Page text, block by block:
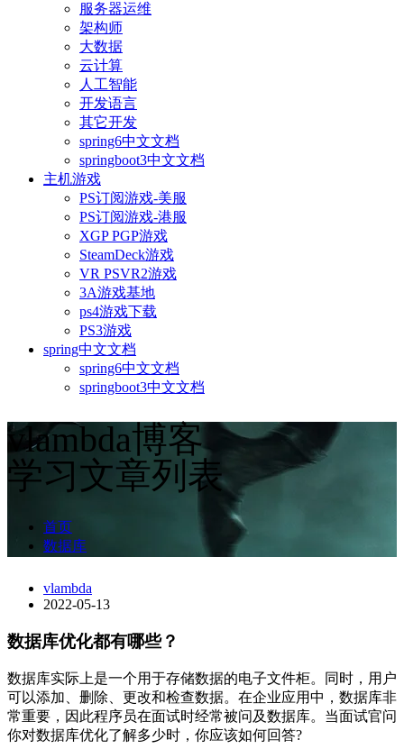
服务器运维
架构师
大数据
云计算
人工智能
开发语言
其它开发
spring6中文文档
springboot3中文文档
主机游戏
PS订阅游戏-美服
PS订阅游戏-港服
XGP PGP游戏
SteamDeck游戏
VR PSVR2游戏
3A游戏基地
ps4游戏下载
PS3游戏
spring中文文档
spring6中文文档
springboot3中文文档
vlambda博客
学习文章列表
首页
数据库
vlambda
2022-05-13
数据库优化都有哪些？
数据库实际上是一个用于存储数据的电子文件柜。同时，用户
可以添加、删除、更改和检查数据。在企业应用中，数据库非
常重要，因此程序员在面试时经常被问及数据库。当面试官问
你对数据库优化了解多少时，你应该如何回答?